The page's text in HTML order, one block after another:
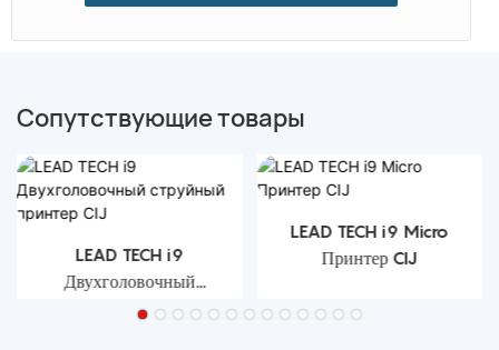
Сопутствующие товары
LEAD TECH i9
Двухголовочный
струйный принтер CIJ
LEAD TECH i9 Micro
Принтер CIJ